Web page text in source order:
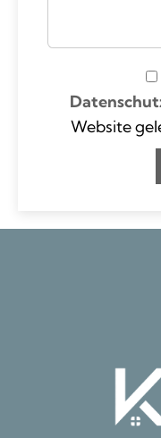
Website